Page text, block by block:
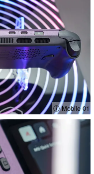
ⓘ Mobile 01